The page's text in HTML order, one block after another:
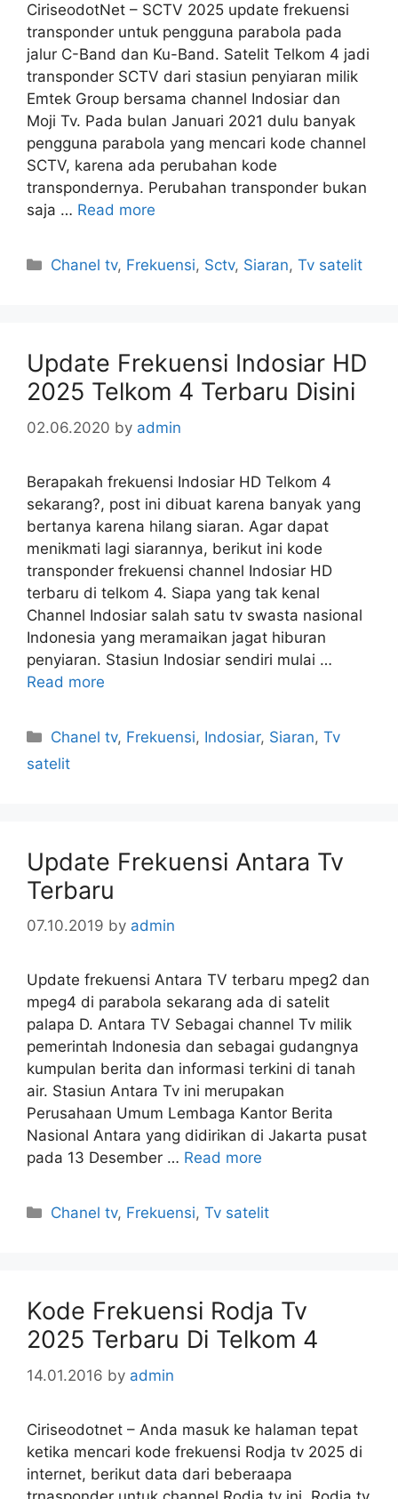
CiriseodotNet – SCTV 2025 update frekuensi
transponder untuk pengguna parabola pada
jalur C-Band dan Ku-Band. Satelit Telkom 4 jadi
transponder SCTV dari stasiun penyiaran milik
Emtek Group bersama channel Indosiar dan
Moji Tv. Pada bulan Januari 2021 dulu banyak
pengguna parabola yang mencari kode channel
SCTV, karena ada perubahan kode
transpondernya. Perubahan transponder bukan
saja … Read more
Categories
Chanel tv, Frekuensi, Sctv, Siaran,Tv satelit
Update Frekuensi Indosiar HD
2025 Telkom 4 Terbaru Disini
02.06.2020 by admin
Berapakah frekuensi Indosiar HD Telkom 4
sekarang?, post ini dibuat karena banyak yang
bertanya karena hilang siaran. Agar dapat
menikmati lagi siarannya, berikut ini kode
transponder frekuensi channel Indosiar HD
terbaru di telkom 4. Siapa yang tak kenal
Channel Indosiar salah satu tv swasta nasional
Indonesia yang meramaikan jagat hiburan
penyiaran. Stasiun Indosiar sendiri mulai …
Read more
Categories
Chanel tv, Frekuensi, Indosiar, Siaran,Tv
satelit
Update Frekuensi Antara Tv
Terbaru
07.10.2019 by admin
Update frekuensi Antara TV terbaru mpeg2 dan
mpeg4 di parabola sekarang ada di satelit
palapa D. Antara TV Sebagai channel Tv milik
pemerintah Indonesia dan sebagai gudangnya
kumpulan berita dan informasi terkini di tanah
air. Stasiun Antara Tv ini merupakan
Perusahaan Umum Lembaga Kantor Berita
Nasional Antara yang didirikan di Jakarta pusat
pada 13 Desember … Read more
Categories
Chanel tv, Frekuensi,Tv satelit
Kode Frekuensi Rodja Tv
2025 Terbaru Di Telkom 4
14.01.2016 by admin
Ciriseodotnet – Anda masuk ke halaman tepat
ketika mencari kode frekuensi Rodja tv 2025 di
internet, berikut data dari beberaapa